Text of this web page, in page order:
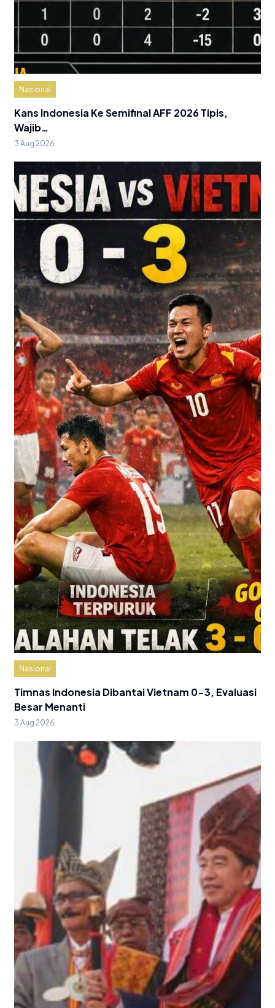
Nasional
Kans Indonesia Ke Semifinal AFF 2026 Tipis,
Wajib…
3 Aug 2026
Nasional
Timnas Indonesia Dibantai Vietnam 0-3, Evaluasi
Besar Menanti
3 Aug 2026